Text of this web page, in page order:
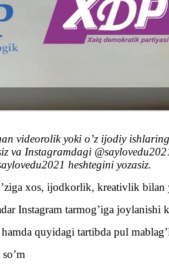
videorolik yoki o’z ijodiy
Instagramdagi
heshtegini yozasiz.
xos, ijodkorlik, kreativlik bilan
Instagram tarmog’iga joylanishi
quyidagi tartibda pul